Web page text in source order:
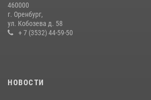
В Оренбурге росгвардейцы обеспечили
проведения футбольного матча
03 августа 2026, 16:40
460000
г. Оренбург,
ул. Кобозева д. 58
+ 7 (3532) 44-59-50
НОВОСТИ